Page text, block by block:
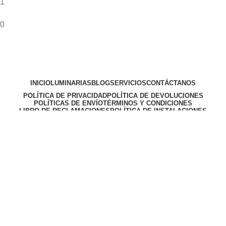
1
0
INICIOLUMINARIAS BLOGSERVICIOSCONTÁCTANOS
POLÍTICA DE PRIVACIDADPOLÍTICA DE DEVOLUCIONES
POLÍTICAS DE ENVÍOTÉRMINOS Y CONDICIONES
LIBRO DE RECLAMACIONESPOLÍTICA DE INSTALACIONES